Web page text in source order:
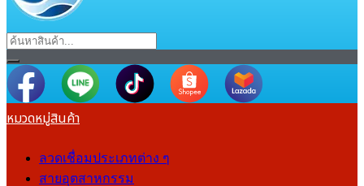
หมวดหมู่สินค้า
ลวดเชื่อมประเภทต่าง ๆ
สายอุตสาหกรรม